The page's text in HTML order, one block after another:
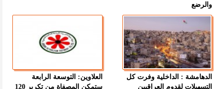
والرضع
الدهامشة : الداخلية وفرت كل
التسهيلات لقدوم العراقيين
العلاوين: التوسعة الرابعة
ستمكن المصفاة من تكرير 120